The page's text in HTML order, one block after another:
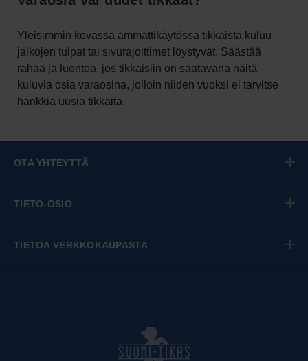
Yleisimmin kovassa ammattikäytössä tikkaista kuluu
jalkojen tulpat tai sivurajoittimet löystyvät. Säästää
rahaa ja luontoa, jos tikkaisiin on saatavana näitä
kuluvia osia varaosina, jolloin niiden vuoksi ei tarvitse
hankkia uusia tikkaita.
OTA YHTEYTTÄ
TIETO-OSIO
TIETOA VERKKOKAUPASTA